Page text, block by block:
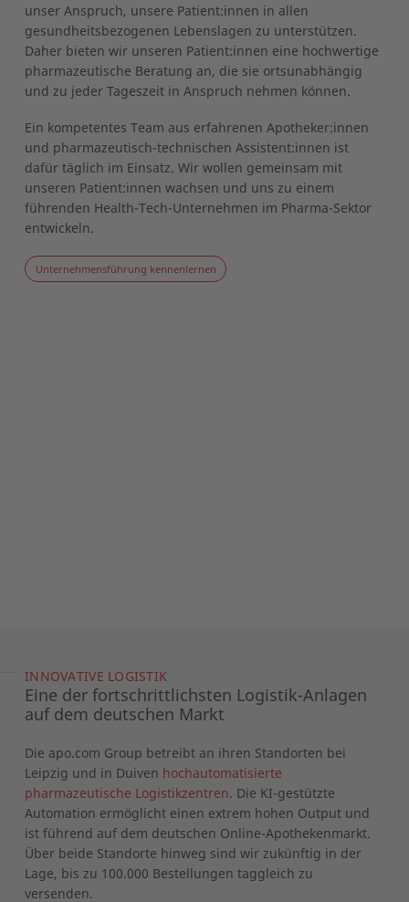
unser Anspruch, unsere Patient:innen in allen
gesundheitsbezogenen Lebenslagen zu unterstützen.
Daher bieten wir unseren Patient:innen eine hochwertige
pharmazeutische Beratung an, die sie ortsunabhängig
und zu jeder Tageszeit in Anspruch nehmen können.
Ein kompetentes Team aus erfahrenen Apotheker:innen
und pharmazeutisch-technischen Assistent:innen ist
dafür täglich im Einsatz. Wir wollen gemeinsam mit
unseren Patient:innen wachsen und uns zu einem
führenden Health-Tech-Unternehmen im Pharma-Sektor
entwickeln.
Unternehmensführung kennenlernen
INNOVATIVE LOGISTIK
Eine der fortschrittlichsten Logistik-Anlagen
auf dem deutschen Markt
Die apo.com Group betreibt an ihren Standorten bei
Leipzig und in Duiven hochautomatisierte
pharmazeutische Logistikzentren. Die KI-gestützte
Automation ermöglicht einen extrem hohen Output und
ist führend auf dem deutschen Online-Apothekenmarkt.
Über beide Standorte hinweg sind wir zukünftig in der
Lage, bis zu 100.000 Bestellungen taggleich zu
versenden.